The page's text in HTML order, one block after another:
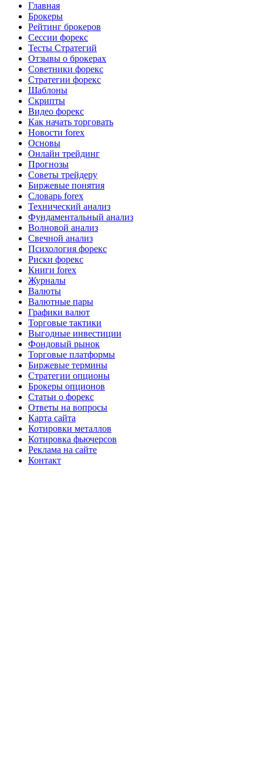
Главная
Брокеры
Рейтинг брокеров
Сессии форекс
Тесты Стратегий
Отзывы о брокерах
Советники форекс
Стратегии форекс
Шаблоны
Скрипты
Видео форекс
Как начать торговать
Новости forex
Основы
Онлайн трейдинг
Прогнозы
Советы трейдеру
Биржевые понятия
Словарь forex
Технический анализ
Фундаментальный анализ
Волновой анализ
Свечной анализ
Психология форекс
Риски форекс
Книги forex
Журналы
Валюты
Валютные пары
Графики валют
Торговые тактики
Выгодные инвестиции
Фондовый рынок
Торговые платформы
Биржевые термины
Стратегии опционы
Брокеры опционов
Статьи о форекс
Ответы на вопросы
Карта сайта
Котировки металлов
Котировка фьючерсов
Реклама на сайте
Контакт